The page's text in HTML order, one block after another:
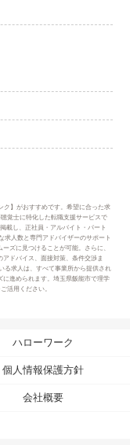
ク】がおすすめです。希望に合った求
覚士に特化した転職支援サービスで
載し、正社員・アルバイト・パート
求人数と専門アドバイザーのサポート
ズに見つけることが可能。さらに、
ドバイス、面接対策、条件交渉ま
る求人は、すべて事業所から提供され
進められます。埼玉県飯能市で理学
活用ください。
ハローワーク
個人情報保護方針
会社概要